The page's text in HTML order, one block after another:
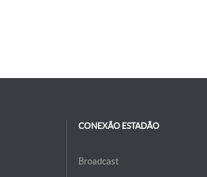
CONEXÃO ESTADÃO
Broadcast